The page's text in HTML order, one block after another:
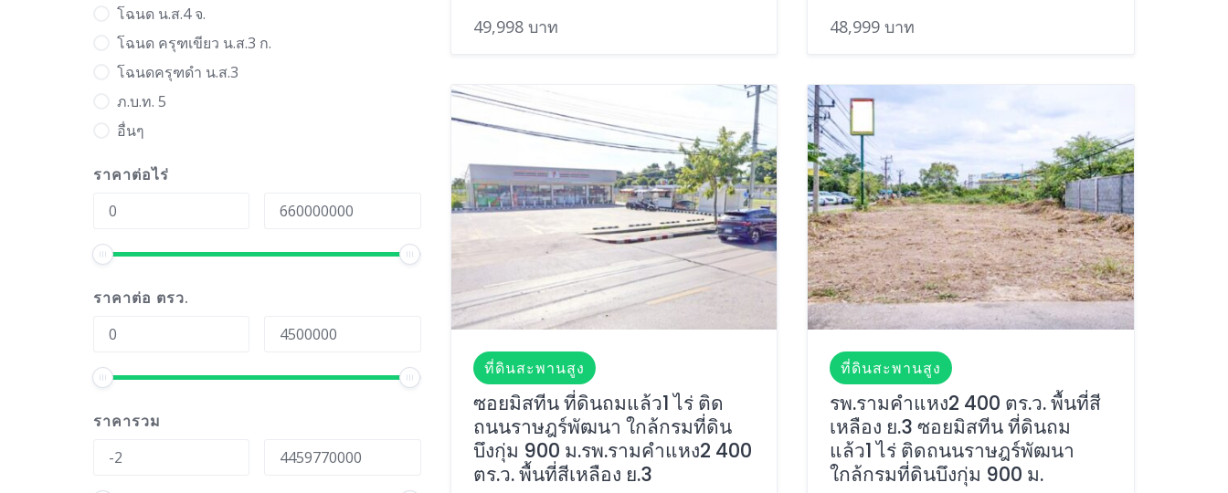
โฉนด น.ส.4 จ.
โฉนด ครุฑเขียว น.ส.3 ก.
โฉนดครุฑดำ น.ส.3
ภ.บ.ท. 5
อื่นๆ
ราคาต่อไร่
ราคาต่อ ตรว.
ราคารวม
49,998 บาท 48,999 บาท
ที่ดินสะพานสูง
ซอยมิสทีน ที่ดินถมแล้ว1 ไร่ ติด
ถนนราษฎร์พัฒนา ใกล้กรมที่ดิน
บึงกุ่ม 900 ม.รพ.รามคำแหง2 400
ตร.ว. พื้นที่สีเหลือง ย.3
ที่ดินสะพานสูง
รพ.รามคำแหง2 400 ตร.ว. พื้นที่สี
เหลือง ย.3 ซอยมิสทีน ที่ดินถม
แล้ว1 ไร่ ติดถนนราษฎร์พัฒนา
ใกล้กรมที่ดินบึงกุ่ม 900 ม.